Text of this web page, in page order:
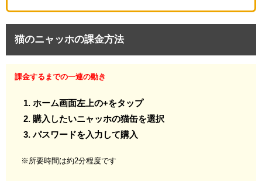
猫のニャッホの課金方法
課金するまでの一連の動き
ホーム画面左上の+をタップ
購入したいニャッホの猫缶を選択
パスワードを入力して購入
※所要時間は約2分程度です